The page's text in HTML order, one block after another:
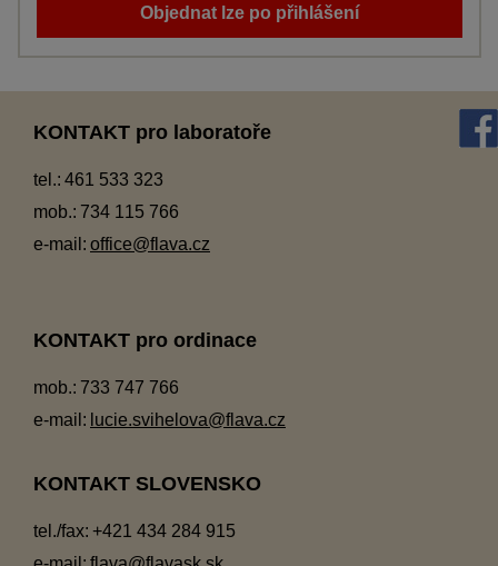
Objednat lze po přihlášení
KONTAKT pro laboratoře
tel.: 461 533 323
mob.: 734 115 766
e-mail: office@flava.cz
KONTAKT pro ordinace
mob.: 733 747 766
e-mail: lucie.svihelova@flava.cz
KONTAKT SLOVENSKO
tel./fax: +421 434 284 915